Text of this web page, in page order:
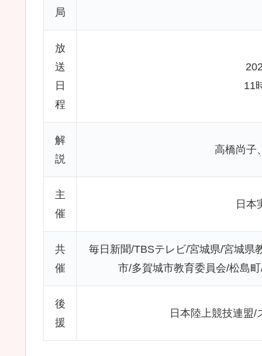
局
放
送
日
程
11
解
説
高橋尚子
主
催
日本
共
催
毎日新聞/TBSテレビ/宮城県/宮城県
市/多賀城市教育委員会/松島
後
援
日本陸上競技連盟/